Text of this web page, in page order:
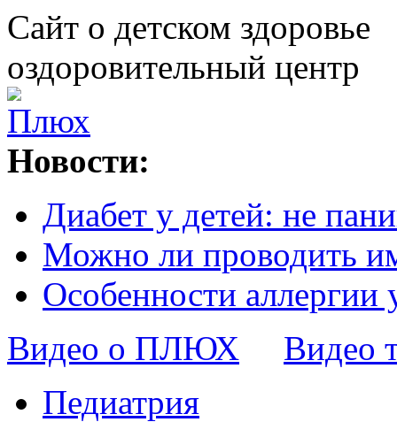
Сайт о детском здоровье
оздоровительный центр
Новости:
Диабет у детей: не
Можно ли проводить
Особенности аллергии
Видео о ПЛЮХ
Видео
Педиатрия